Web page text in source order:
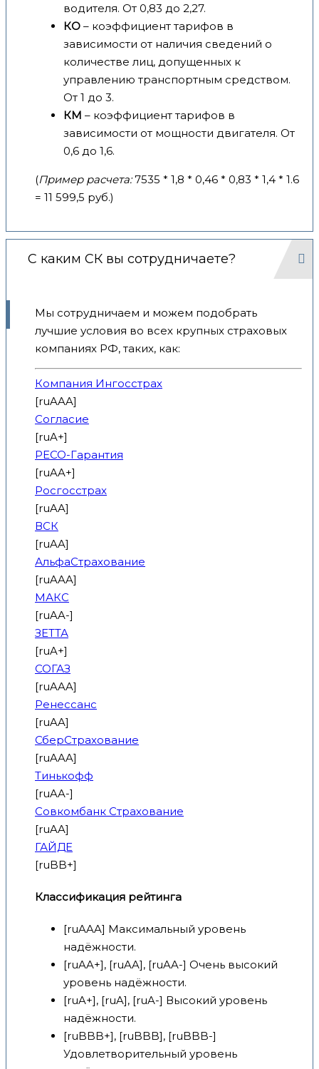
водителя. От 0,83 до 2,27.
КО – коэффициент тарифов в
зависимости от наличия сведений о
количестве лиц, допущенных к
управлению транспортным средством.
От 1 до 3.
КМ – коэффициент тарифов в
зависимости от мощности двигателя. От
0,6 до 1,6.
(Пример расчета:7535 * 1,8 * 0,46 * 0,83 * 1,4 * 1.6
= 11 599,5 руб.)
С каким СК вы сотрудничаете?
Мы сотрудничаем и можем подобрать
лучшие условия во всех крупных страховых
компаниях РФ, таких, как:
Компания Ингосстрах
[ruAAA]
Согласие
[ruA+]
РЕСО-Гарантия
[ruAA+]
Росгосстрах
[ruAA]
ВСК
[ruAA]
АльфаСтрахование
[ruAAA]
МАКС
[ruAA-]
ЗЕТТА
[ruA+]
СОГАЗ
[ruAAA]
Ренессанс
[ruAA]
СберСтрахование
[ruAAA]
Тинькофф
[ruAA-]
Совкомбанк Страхование
[ruAA]
ГАЙДЕ
[ruBB+]
Классификация рейтинга
[ruAAA] Максимальный уровень
надёжности.
[ruAA+], [ruAA], [ruAA-] Очень высокий
уровень надёжности.
[ruA+], [ruA], [ruA-] Высокий уровень
надёжности.
[ruBBB+], [ruBBB], [ruBBB-]
Удовлетворительный уровень